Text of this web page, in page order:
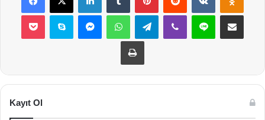
Pocket Skype MessengerWhatsAppTelegramViber Line E-Posta ile
Yazdır
Kayıt Ol